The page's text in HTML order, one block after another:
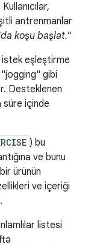
antrenmanlar
koşu başlat."
istek eşleştirme
"jogging" gibi
Desteklenen
süre içinde
) bu
ve bunu
ürünün
ve içeriği
listesi